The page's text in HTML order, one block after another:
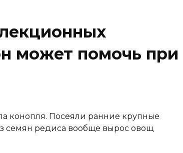
может помочь при
конопля. Посеяли ранние крупные
семян редиса вообще вырос овощ